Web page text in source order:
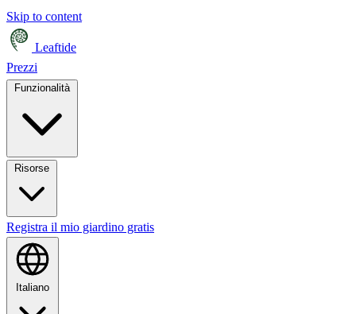
Skip to content
Leaftide
Prezzi
Funzionalità
Registra il mio giardino gratis
Italiano